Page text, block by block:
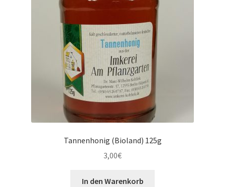
Tannenhonig (Bioland) 125g
3,00€
In den Warenkorb